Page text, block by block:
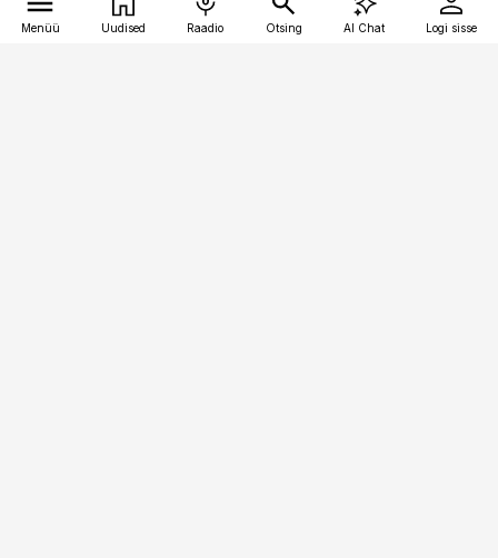
Menüü Uudised Raadio Otsing AI Chat Logi sisse